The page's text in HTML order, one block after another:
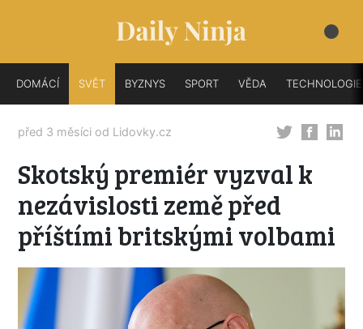
DOMÁCÍ SVĚT BYZNYS SPORT VĚDA TECHNOLOGIE
před 3 měsíci od Lidovky.cz
Skotský premiér vyzval k
nezávislosti země před
příštími britskými volbami